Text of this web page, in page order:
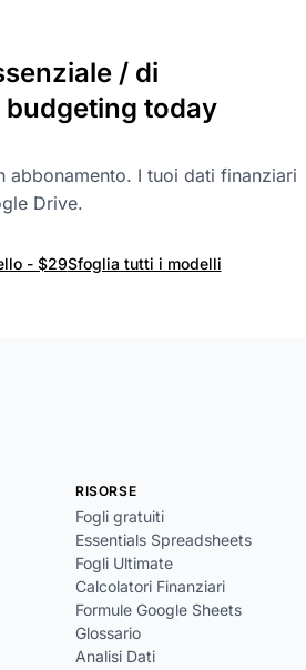
/ di
today
abbonamento. I tuoi dati finanziari
Drive.
- $29Sfoglia tutti i modelli
RISORSE
Fogli gratuiti
Essentials Spreadsheets
Fogli Ultimate
Calcolatori Finanziari
Formule Google Sheets
Glossario
Analisi Dati